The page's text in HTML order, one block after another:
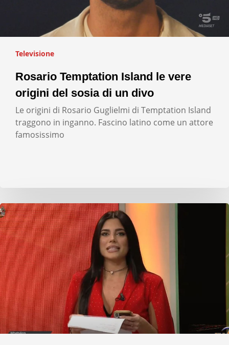
Televisione
Rosario Temptation Island le vere
origini del sosia di un divo
Le origini di Rosario Guglielmi di Temptation Island
traggono in inganno. Fascino latino come un attore
famosissimo